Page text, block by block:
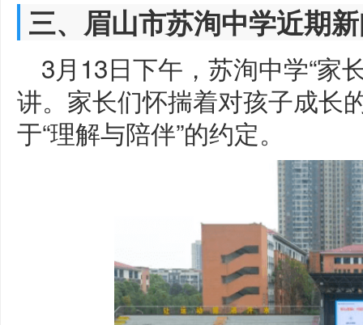
三、眉山市苏洵中学近期
3月13日下午，苏洵中学“家
讲。家长们怀揣着对孩子成长
于“理解与陪伴”的约定。